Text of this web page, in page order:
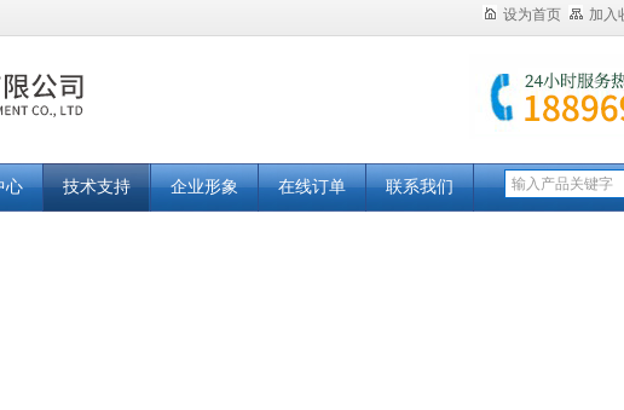
设为首页 加入
心 技术支持 企业形象 在线订单 联系我们